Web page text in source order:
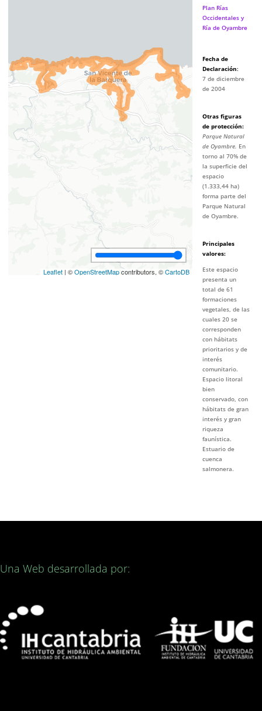
Leaflet | ©OpenStreetMapcontributors, ©CartoDB
Plan Rías
Occidentales y
Ría de Oyambre
Fecha de
Declaración:
7 de diciembre
de 2004
Otras figuras
de protección:
Parque Natural
de Oyambre. En
torno al 70% de
la superficie del
espacio
(1.333,44 ha)
forma parte del
Parque Natural
de Oyambre.
Principales
valores:
Este espacio
presenta un
total de 61
formaciones
vegetales, de las
cuales 20 se
corresponden
con hábitats
prioritarios y de
interés
comunitario.
Espacio litoral
bien
conservado, con
hábitats de gran
interés y gran
riqueza
faunística.
Estuario de
cuenca
salmonera.
Una Web desarrollada por: